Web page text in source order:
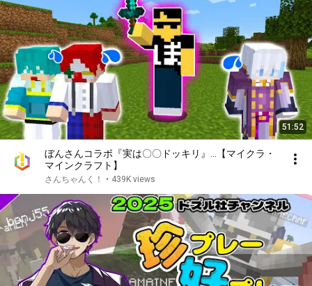
51:52
ぼんさんコラボ『実は〇〇ドッキリ』…【マイクラ・
マインクラフト】
さんちゃんく！ • 439K views